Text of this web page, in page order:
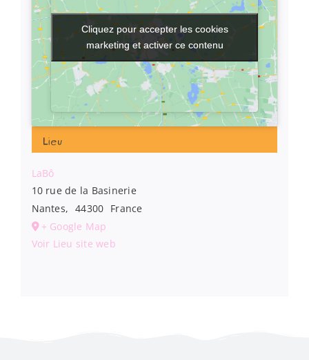
Lieu
LaBô
10 rue de la Basinerie
Nantes, 44300 France
+ Google Map
Voir Lieu site web
Cliquez pour accepter les cookies
marketing et activer ce contenu
Cliquez pour accepter les cookies
marketing et activer ce contenu